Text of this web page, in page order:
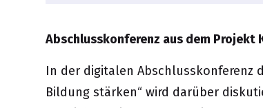
Abschlusskonferenz aus dem
In der digitalen Abschlusskonferenz
Bildung stärken“ wird darüber